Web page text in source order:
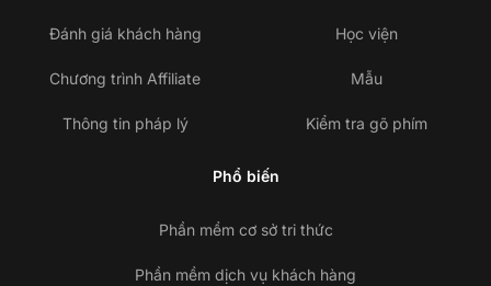
Đánh giá khách hàng
Chương trình Affiliate
Thông tin pháp lý
Học viện
Mẫu
Kiểm tra gõ phím
Phổ biến
Phần mềm cơ sở tri thức
Phần mềm dịch vụ khách hàng